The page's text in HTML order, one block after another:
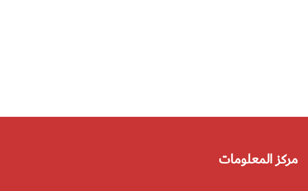
مركز المعلومات